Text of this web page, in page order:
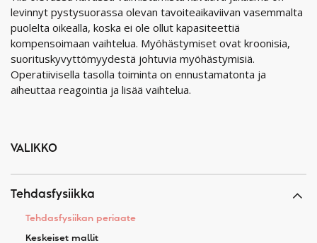
VALIKKO
Tehdasfysiikka
Tehdasfysiikan periaate
Keskeiset mallit
levinnyt pystysuorassa olevan tavoiteaikaviivan vasemmalta
puolelta oikealla, koska ei ole ollut kapasiteettiä
kompensoimaan vaihtelua. Myöhästymiset ovat kroonisia,
suorituskyvyttömyydestä johtuvia myöhästymisiä.
Operatiivisella tasolla toiminta on ennustamatonta ja
aiheuttaa reagointia ja lisää vaihtelua.